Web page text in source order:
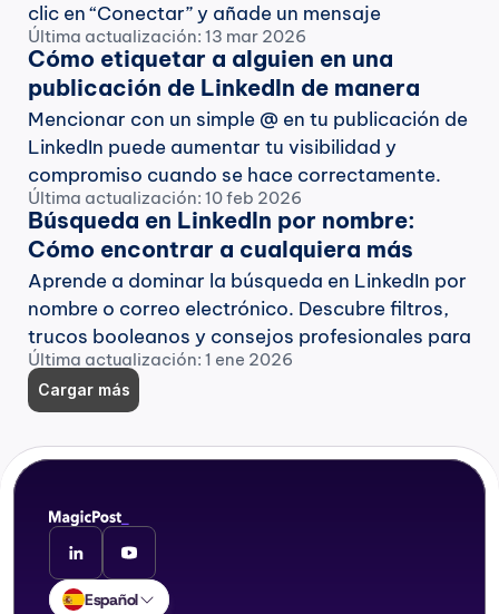
clic en “Conectar” y añade un mensaje
personalizado. Aquí tienes algunas plantillas
para ti.
Última actualización: 13 mar 2026
Cómo etiquetar a alguien en una
publicación de LinkedIn de manera
efectiva: Guía de 5 pasos
Mencionar con un simple @ en tu publicación de
LinkedIn puede aumentar tu visibilidad y
compromiso cuando se hace correctamente.
Pero hay algunas mejores prácticas a seguir.
Última actualización: 10 feb 2026
Búsqueda en LinkedIn por nombre:
Cómo encontrar a cualquiera más
rápido y fácil
Aprende a dominar la búsqueda en LinkedIn por
nombre o correo electrónico. Descubre filtros,
trucos booleanos y consejos profesionales para
encontrar a cualquier persona en LinkedIn más
rápido y conectarte como un profesional.
Última actualización: 1 ene 2026
Cargar más
Español